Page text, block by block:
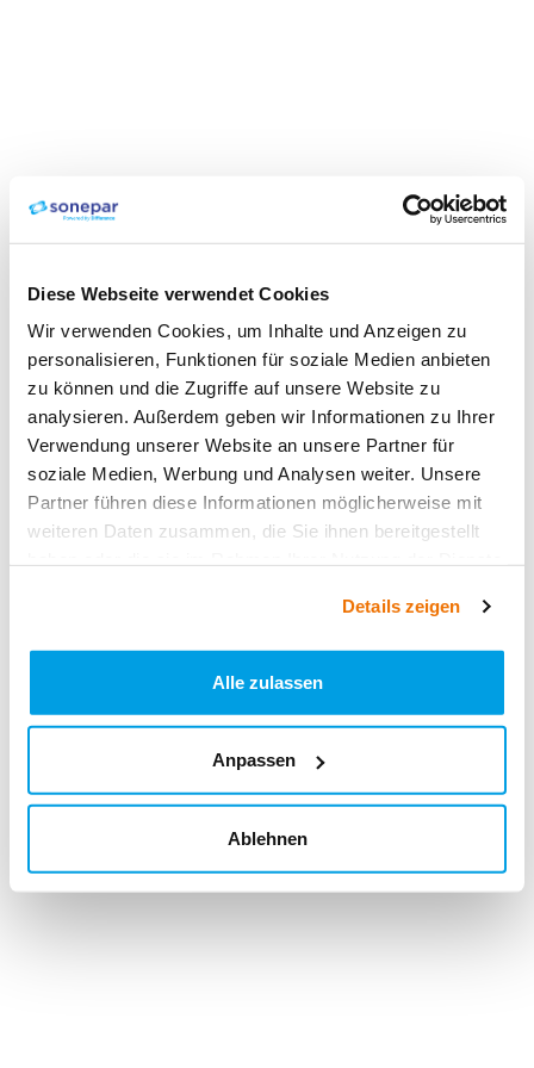
Diese Webseite verwendet Cookies
Wir verwenden Cookies, um Inhalte und Anzeigen zu
personalisieren, Funktionen für soziale Medien anbieten
zu können und die Zugriffe auf unsere Website zu
analysieren. Außerdem geben wir Informationen zu Ihrer
Verwendung unserer Website an unsere Partner für
soziale Medien, Werbung und Analysen weiter. Unsere
Partner führen diese Informationen möglicherweise mit
weiteren Daten zusammen, die Sie ihnen bereitgestellt
Details zeigen
Alle zulassen
Anpassen
Ablehnen